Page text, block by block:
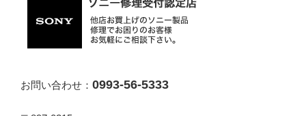
お問い合わせ： 0993-56-5333